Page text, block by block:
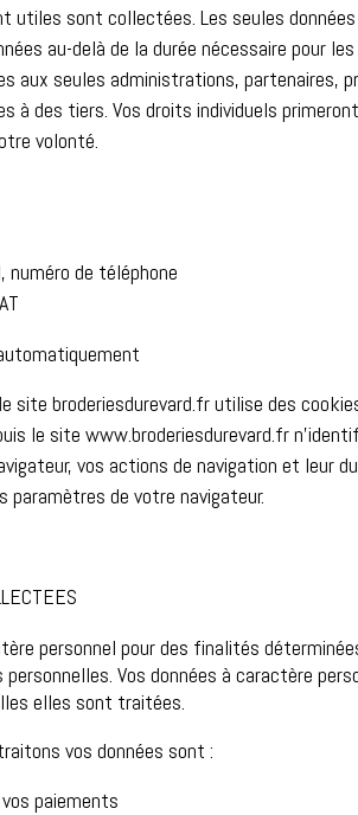
utiles sont collectées. Les seules
au-delà de la durée nécessaire pour
aux seules administrations,
à des tiers. Vos droits individuels
volonté.
numéro de téléphone
site broderiesdurevard.fr utilise des
le site www.broderiesdurevard.fr
vos actions de navigation et leur
de votre navigateur.
personnel pour des finalités
Vos données à caractère
elles sont traitées.
vos données sont :
paiements